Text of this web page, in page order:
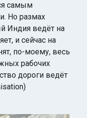
океан
самым
Но размах
Индия ведёт на
и сейчас на
по-моему, весь
рабочих
дороги ведёт